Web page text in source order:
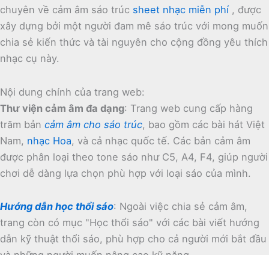
chuyên về cảm âm sáo trúc sheet nhạc miễn phí , được
xây dựng bởi một người đam mê sáo trúc với mong muốn
chia sẻ kiến thức và tài nguyên cho cộng đồng yêu thích
nhạc cụ này.
Nội dung chính của trang web:
Thư viện cảm âm đa dạng: Trang web cung cấp hàng
trăm bản cảm âm cho sáo trúc, bao gồm các bài hát Việt
Nam, nhạc Hoa, và cả nhạc quốc tế. Các bản cảm âm
được phân loại theo tone sáo như C5, A4, F4, giúp người
chơi dễ dàng lựa chọn phù hợp với loại sáo của mình.
Hướng dẫn học thổi sáo: Ngoài việc chia sẻ cảm âm,
trang còn có mục "Học thổi sáo" với các bài viết hướng
dẫn kỹ thuật thổi sáo, phù hợp cho cả người mới bắt đầu